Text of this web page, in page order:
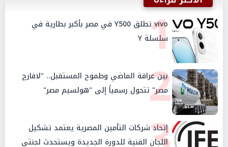
1
vivo تطلق Y500 في مصر بأكبر بطارية في
سلسلة Y
2
بين عراقة الماضي وطموح المستقبل.. "لافارچ
مصر" تتحول رسمياً إلى "هولسيم مصر"
إتحاد شركات التأمين المصرية يعتمد تشكيل
اللجان الفنية للدورة الجديدة ويستحدث لجنتي